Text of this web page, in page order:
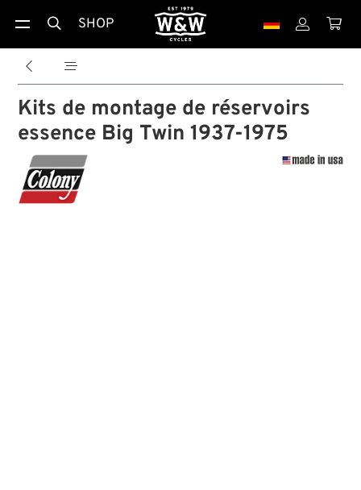
 SHOP  
 
Kits de montage de réservoirs
essence Big Twin 1937-1975